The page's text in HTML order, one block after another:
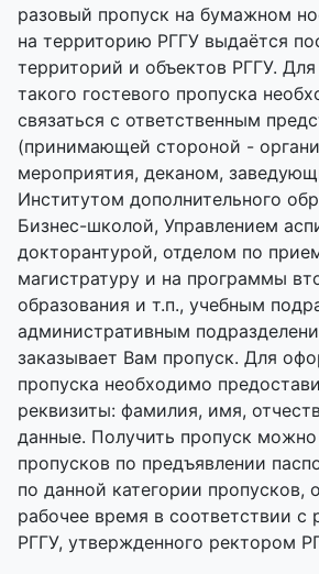
разовый пропуск на бумажном
на территорию РГГУ выдаётся
территорий и объектов РГГУ.
такого гостевого пропуска
связаться с ответственным
(принимающей стороной -
мероприятия, деканом,
Институтом дополнительного
Бизнес-школой, Управлением
докторантурой, отделом по
магистратуру и на программы
образования и т.п., учебным
административным
заказывает Вам пропуск. Для
пропуска необходимо
реквизиты: фамилия, имя,
данные. Получить пропуск
пропусков по предъявлении
по данной категории пропусков,
рабочее время в соответствии с
РГГУ, утвержденного ректором